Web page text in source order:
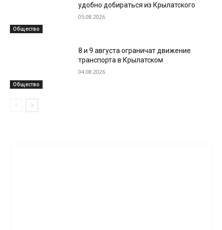
Общество
удобно добираться из Крылатского
05.08.2026
Общество
8 и 9 августа ограничат движение
транспорта в Крылатском
04.08.2026